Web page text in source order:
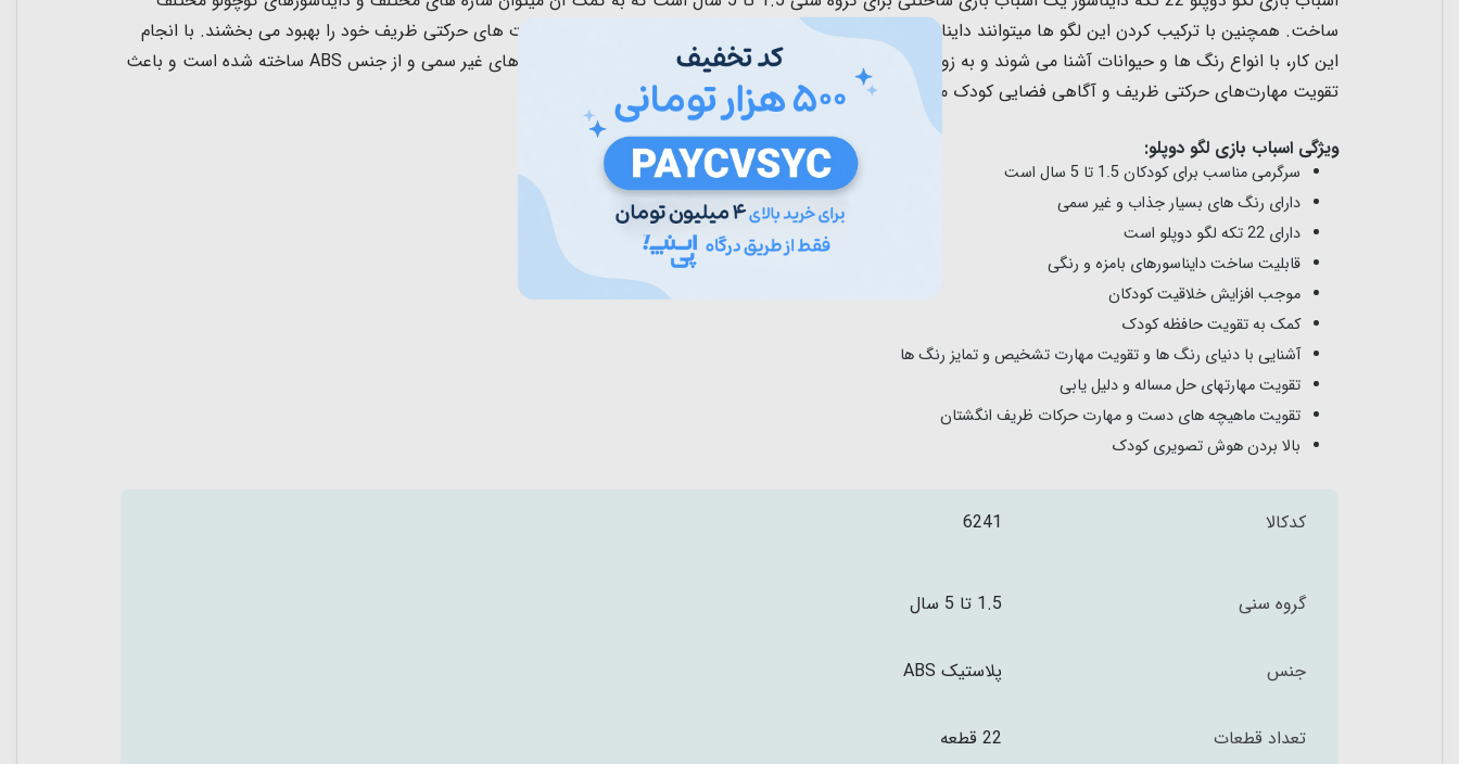
ساخت. همچنین با ترکیب کردن این لگو ها میتوانند دایناسورهای جدید و بامزه خلق کرد. کودکان با چیدن آجرها مهارت های حرکتی ظریف خود را بهبود می بخشند. با انجام
این کار، با انواع رنگ ها و حیوانات آشنا می شوند و به زودی املای کلمات را یاد می گیرند. این اسباب بازی لگو از رنگ های غیر سمی و از جنس ABS ساخته شده است و باعث
تقویت مهارت‌های حرکتی ظریف و آگاهی فضایی کودک میشود.
ویژگی اسباب بازی لگو دوپلو:
سرگرمی مناسب برای کودکان 1.5 تا 5 سال است
دارای رنگ های بسیار جذاب و غیر سمی
دارای 22 تکه لگو دوپلو است
قابلیت ساخت دایناسورهای بامزه و رنگی
موجب افزایش خلاقیت کودکان
کمک به تقویت حافظه کودک
آشنایی با دنیای رنگ ها و تقویت مهارت تشخیص و تمایز رنگ ها
تقویت مهارتهای حل مساله و دلیل یابی
تقویت ماهیچه های دست و مهارت حرکات ظریف انگشتان
بالا بردن هوش تصویری کودک
کدکالا 6241
گروه سنی 1.5 تا 5 سال
جنس پلاستیک ABS
تعداد قطعات 22 قطعه